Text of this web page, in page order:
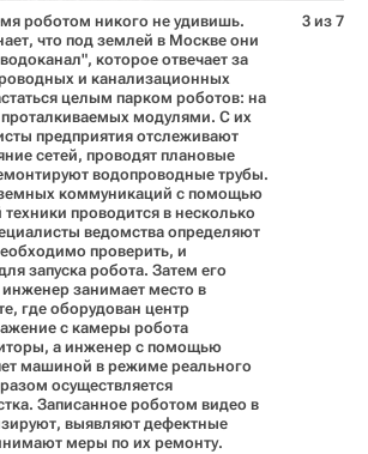
роботом никого не удивишь.
что под землей в Москве они
которое отвечает за
и канализационных
целым парком роботов: на
проталкиваемых модулями. С их
предприятия отслеживают
сетей, проводят плановые
водопроводные трубы.
коммуникаций с помощью
проводится в несколько
ведомства определяют
проверить, и
запуска робота. Затем его
инженер занимает место в
где оборудован центр
с камеры робота
а инженер с помощью
машиной в режиме реального
осуществляется
Записанное роботом видео в
выявляют дефектные
меры по их ремонту.
3 из 7